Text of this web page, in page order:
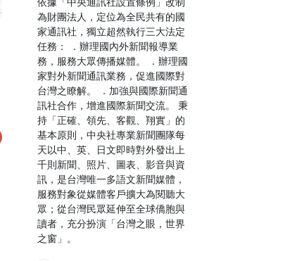
為財團法人，定位為全民共有的國
家通訊社，獨立超然執行三大法定
任務： ．辦理國內外新聞報導業
務，服務大眾傳播媒體。 ．辦理國
家對外新聞通訊業務，促進國際對
台灣之瞭解。 ．加強與國際新聞通
訊社合作，增進國際新聞交流。 秉
持「正確、領先、客觀、翔實」的
基本原則，中央社專業新聞團隊每
天以中、英、日文即時對外發出上
千則新聞、照片、圖表、影音與資
訊，是台灣唯一多語文新聞媒體，
服務對象從媒體客戶擴大為閱聽大
眾；從台灣民眾延伸至全球僑胞與
讀者，充分扮演「台灣之眼，世界
之窗」。